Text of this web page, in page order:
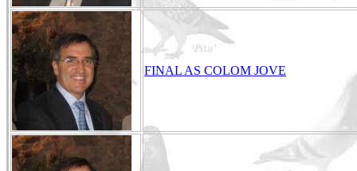
FINAL AS COLOM JOVE